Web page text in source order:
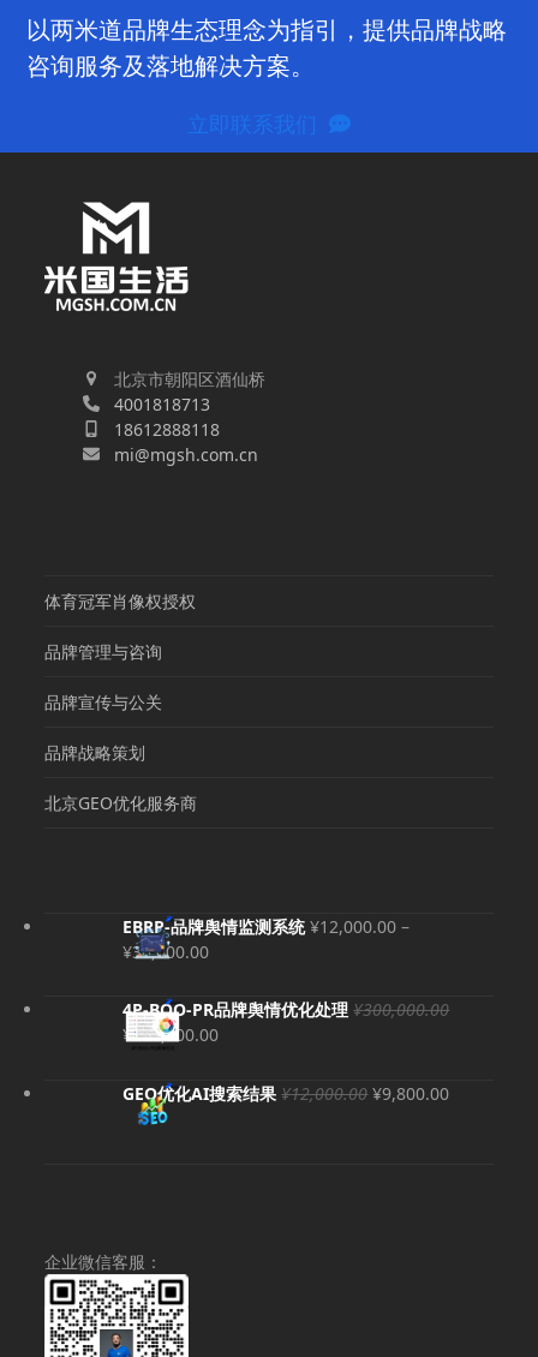
以两米道品牌生态理念为指引，提供品牌战略
咨询服务及落地解决方案。
立即联系我们
北京市朝阳区酒仙桥
4001818713
18612888118
mi@mgsh.com.cn
体育冠军肖像权授权
品牌管理与咨询
品牌宣传与公关
品牌战略策划
北京GEO优化服务商
EBRP-品牌舆情监测系统 ¥12,000.00 –
¥36,000.00价
范
围：
¥36,000.00
4P-BOO-PR品牌舆情优化处理 ¥300,000.00
原
为：
¥300,000.00。
¥280,000.00当
价
格
GEO优化AI搜索结果 ¥12,000.00 原
¥9,800.00当
企业微信客服：